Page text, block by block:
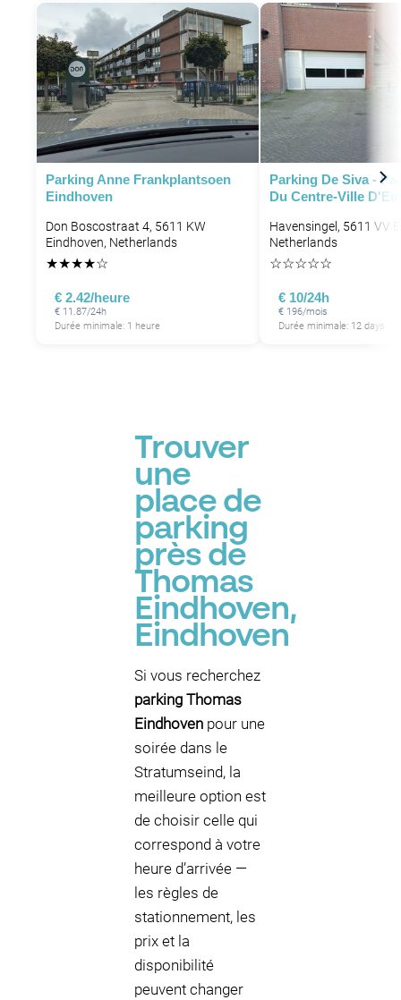
Parking Anne Frankplantsoen
Eindhoven
Don Boscostraat 4, 5611 KW
Eindhoven, Netherlands
★★★★☆
€ 2.42/heure
€ 11.87/24h
Durée minimale: 1 heure
Parking De Siva -
Du Centre-Ville
Havensingel, 5611 VV
Netherlands
☆☆☆☆☆
€ 10/24h
€ 196/mois
Durée minimale: 12 days
Trouver
une
place de
parking
près de
Thomas
Eindhoven,
Eindhoven
Si vous recherchez
parking Thomas
Eindhoven pour une
soirée dans le
Stratumseind, la
meilleure option est
de choisir celle qui
correspond à votre
heure d’arrivée —
les règles de
stationnement, les
prix et la
disponibilité
peuvent changer